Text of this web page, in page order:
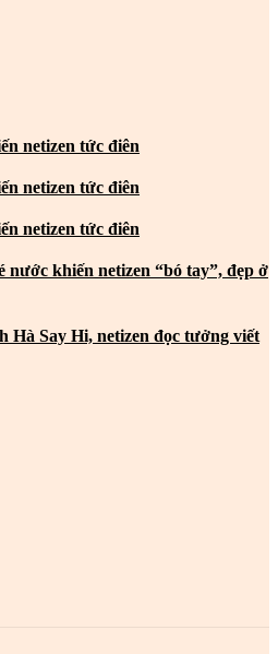
netizen tức điên
netizen tức điên
netizen tức điên
nước khiến netizen “bó tay”, đẹp ở
Hà Say Hi, netizen đọc tưởng viết